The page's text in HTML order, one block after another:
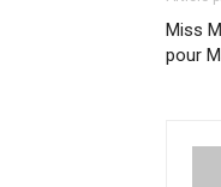
Miss
pour